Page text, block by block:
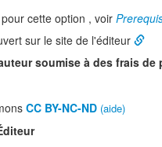
pour cette option , voir
sur le site de l'éditeur
soumise à des frais
CC BY-NC-ND (aide)